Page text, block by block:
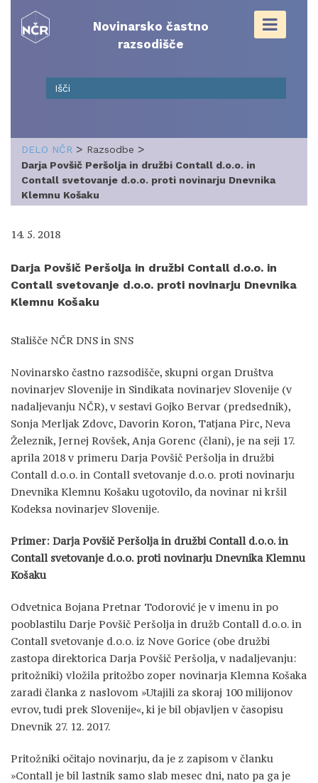
content
Novinarsko častno
razsodišče
DELO NČR > Razsodbe >
Darja Povšič Peršolja in družbi Contall d.o.o. in
Contall svetovanje d.o.o. proti novinarju Dnevnika
Klemnu Košaku
14. 5. 2018
Darja Povšič Peršolja in družbi Contall d.o.o. in
Contall svetovanje d.o.o. proti novinarju Dnevnika
Klemnu Košaku
Stališče NČR DNS in SNS
Novinarsko častno razsodišče, skupni organ Društva
novinarjev Slovenije in Sindikata novinarjev Slovenije (v
nadaljevanju NČR), v sestavi Gojko Bervar (predsednik),
Sonja Merljak Zdovc, Davorin Koron, Tatjana Pirc, Neva
Železnik, Jernej Rovšek, Anja Gorenc (člani), je na seji 17.
aprila 2018 v primeru Darja Povšič Peršolja in družbi
Contall d.o.o. in Contall svetovanje d.o.o. proti novinarju
Dnevnika Klemnu Košaku ugotovilo, da novinar ni kršil
Kodeksa novinarjev Slovenije.
Primer: Darja Povšič Peršolja in družbi Contall d.o.o. in
Contall svetovanje d.o.o. proti novinarju Dnevnika Klemnu
Košaku
Odvetnica Bojana Pretnar Todorović je v imenu in po
pooblastilu Darje Povšič Peršolja in družb Contall d.o.o. in
Contall svetovanje d.o.o. iz Nove Gorice (obe družbi
zastopa direktorica Darja Povšič Peršolja, v nadaljevanju:
pritožniki) vložila pritožbo zoper novinarja Klemna Košaka
zaradi članka z naslovom »Utajili za skoraj 100 milijonov
evrov, tudi prek Slovenije«, ki je bil objavljen v časopisu
Dnevnik 27. 12. 2017.
Pritožniki očitajo novinarju, da je z zapisom v članku
»Contall je bil lastnik samo slab mesec dni, nato pa ga je